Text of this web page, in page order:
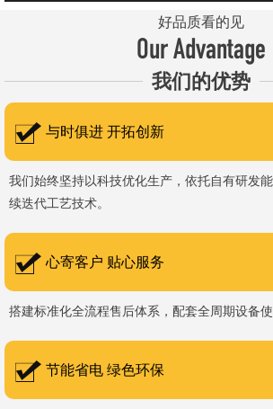
稳步增长，国内市场份额稳步提升，并获得质
誉证书。 在产品技术方面，公司坚持精益求
研发LYL系列节能精密型智能化电炉、窑炉产
权威认证。产品具备升温快、节能效果显著、
程度高、运行稳定、保温性能优良、全程电脑
盟CE认证。 公司凭借技术积累与产品优势
认定：高新 技术企业、科技型中小企业、洛阳
书编号：202207080）、河南省专精特
科技促生产，以质量创品牌，以品牌创市场的
国内外新老客户前来参观洽谈，让我们携手，
来！洛阳新安工厂视频洛阳高新工厂视频
好品质看的见
Our Advantage
我们的优势
与时俱进 开拓创新
我们始终坚持以科技优化生产，依托自有研发
续迭代工艺技术。
心寄客户 贴心服务
搭建标准化全流程售后体系，配套全周期设备使
节能省电 绿色环保